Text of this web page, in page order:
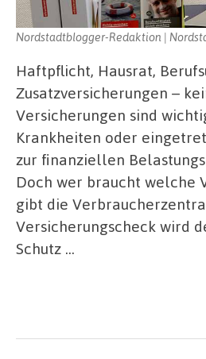
Nordstadtblogger-Redaktion |
Haftpflicht, Hausrat,
Zusatzversicherungen –
Versicherungen sind
Krankheiten oder
zur finanziellen
Doch wer braucht welche
gibt die
Versicherungscheck wird
Schutz …